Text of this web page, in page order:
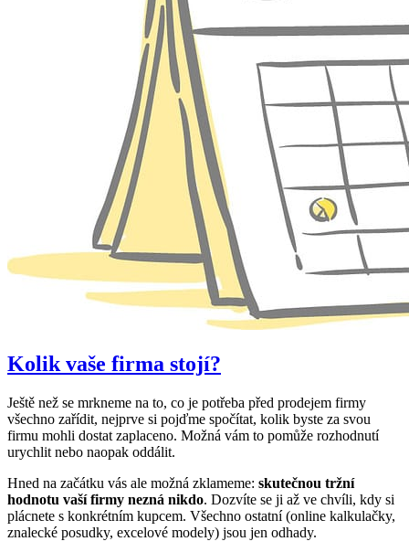
Kolik vaše firma stojí?
Ještě než se mrkneme na to, co je potřeba před prodejem firmy
všechno zařídit, nejprve si pojďme spočítat, kolik byste za svou
firmu mohli dostat zaplaceno. Možná vám to pomůže rozhodnutí
urychlit nebo naopak oddálit.
Hned na začátku vás ale možná zklameme: skutečnou tržní
hodnotu vaší firmy nezná nikdo. Dozvíte se ji až ve chvíli, kdy si
plácnete s konkrétním kupcem. Všechno ostatní (online kalkulačky,
znalecké posudky, excelové modely) jsou jen odhady.